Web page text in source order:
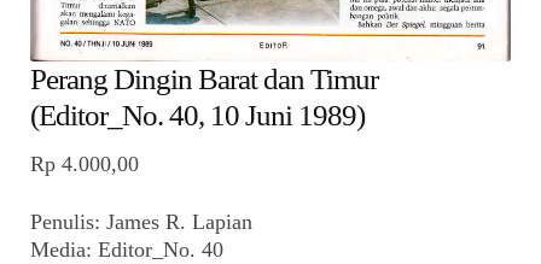
Perang Dingin Barat dan Timur
(Editor_No. 40, 10 Juni 1989)
Rp 4.000,00
Penulis: James R. Lapian
Media: Editor_No. 40